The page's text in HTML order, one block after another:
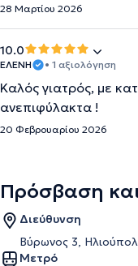
28 Μαρτίου 2026
10.0
ΕΛΕΝΗ • 1 αξιολόγηση
Καλός γιατρός, με
ανεπιφύλακτα !
20 Φεβρουαρίου 2026
Πρόσβαση
Διεύθυνση
Βύρωνος 3,
Μετρό